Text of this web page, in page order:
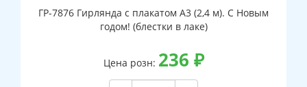
ГР-7876 Гирлянда с плакатом А3 (2,4 м). С Новым
годом! (блестки в лаке)
Цена розн: 236 ₽